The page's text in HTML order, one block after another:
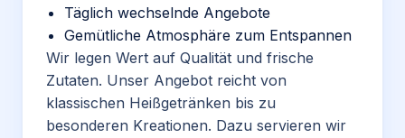
Täglich wechselnde Angebote
Gemütliche Atmosphäre zum Entspannen
Wir legen Wert auf Qualität und frische
Zutaten. Unser Angebot reicht von
klassischen Heißgetränken bis zu
besonderen Kreationen. Dazu servieren wir